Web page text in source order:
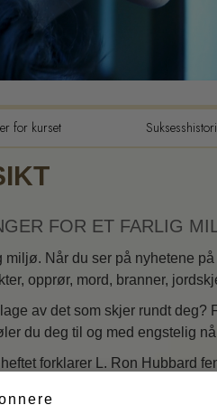
Tilværelsens dynamikker
Den emosjonelle toneskalaen
Grunnelementene i PR
Hvordan løse konflikter
Ekteskap
Løsninger for et farlig miljø
for kurset
FOR ET FARLIG
Når du ser på nyhetene
opprør, mord, branner,
av det som skjer rundt
du deg til og med engstelig
forklarer L. Ron Hubbard
bare hjelper deg med å